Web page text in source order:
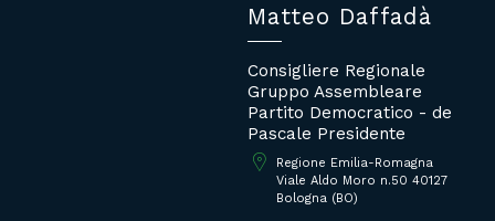
Matteo Daffadà
Consigliere Regionale
Gruppo Assembleare
Partito Democratico - de
Pascale Presidente
Regione Emilia-Romagna
Viale Aldo Moro n.50 40127
Bologna (BO)